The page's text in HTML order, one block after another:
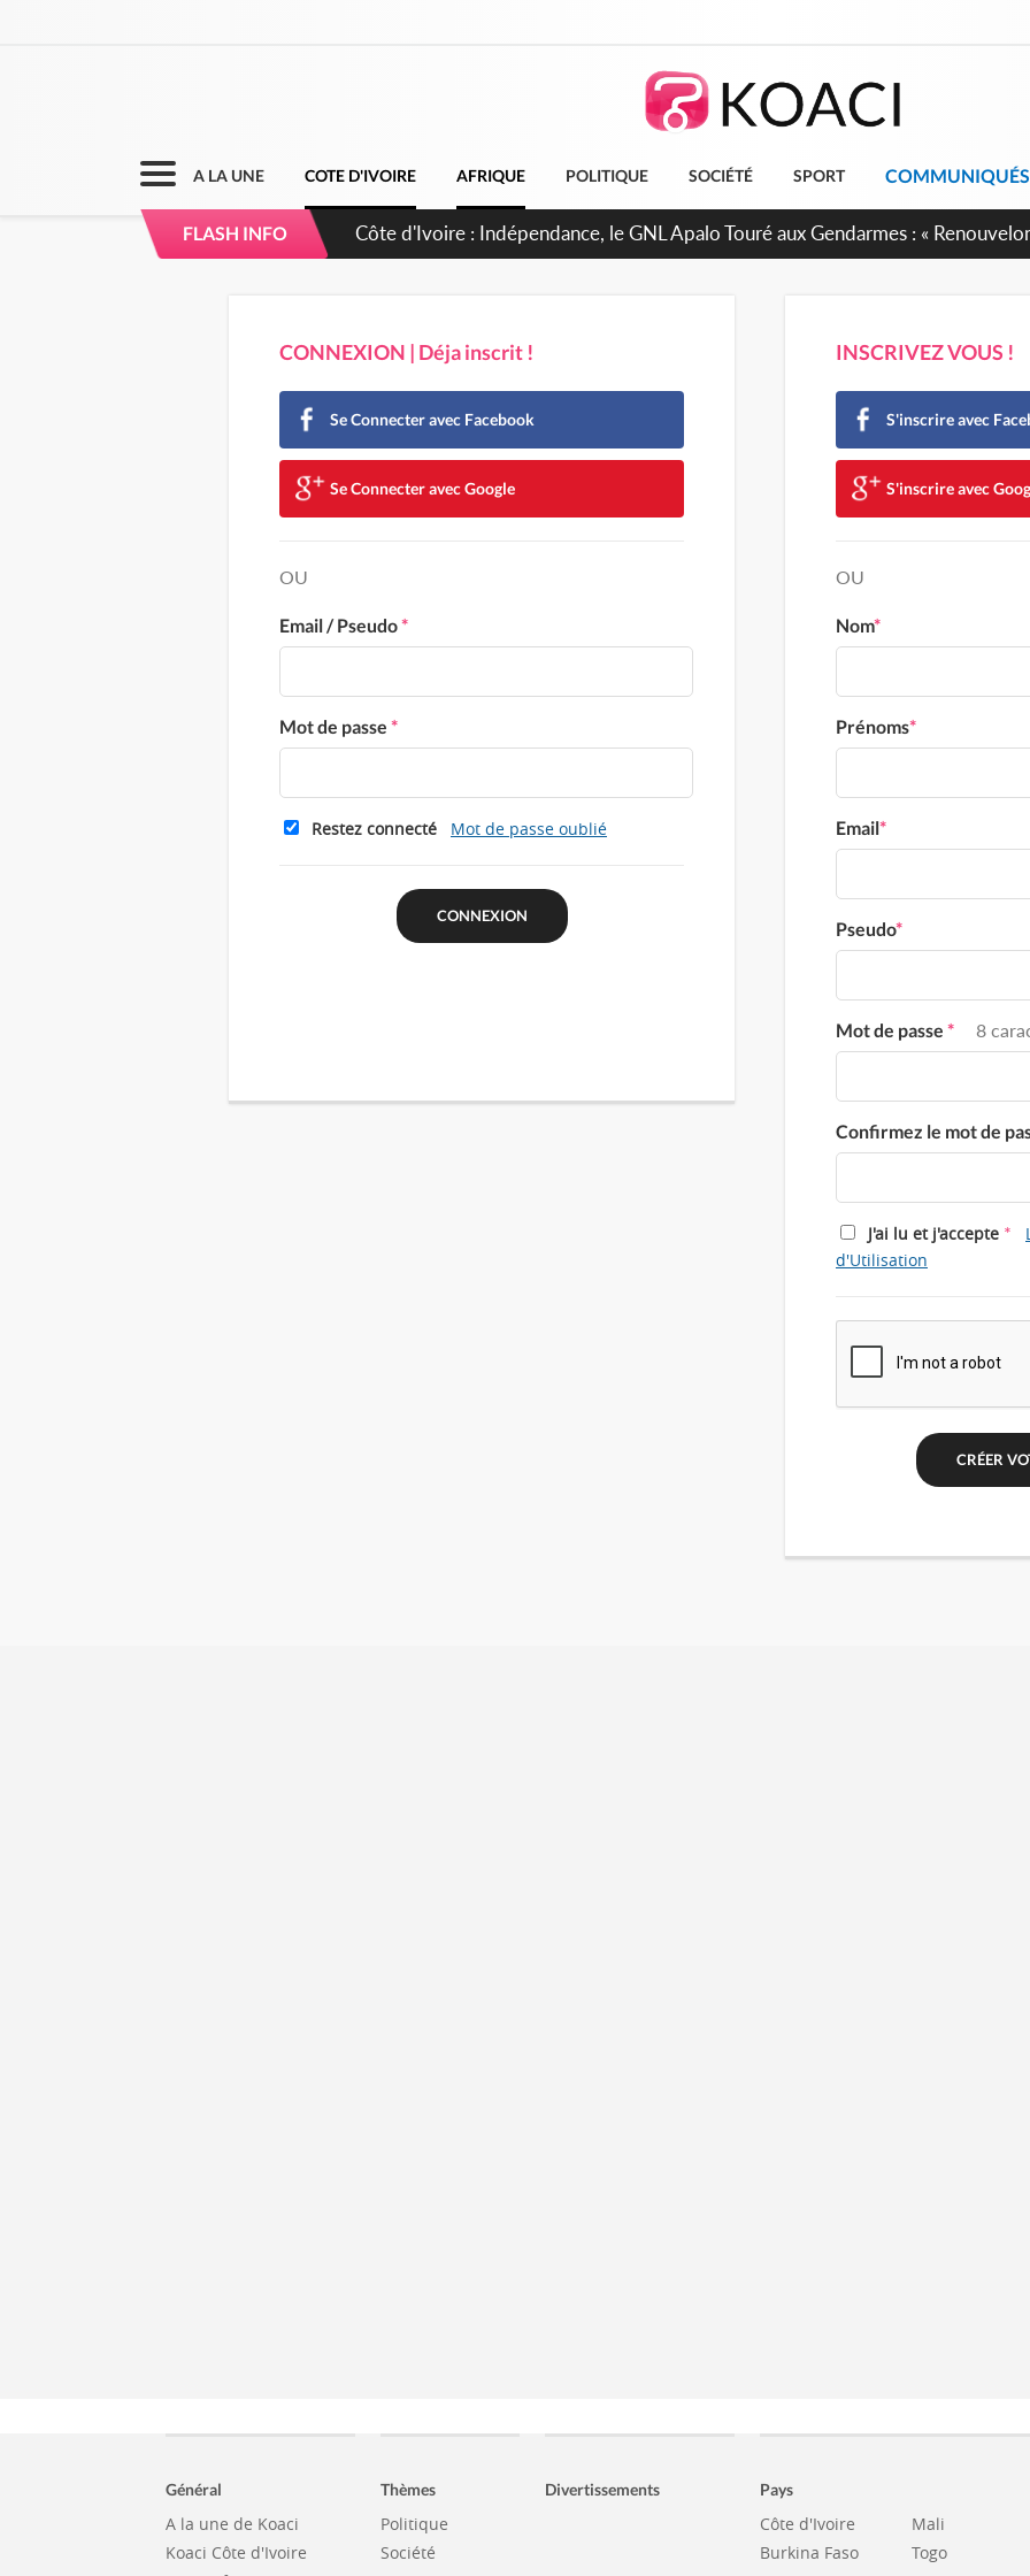
A LA UNE COTE D'IVOIRE AFRIQUE POLITIQUE SOCIÉTÉ SPORT COMMUNIQUÉS
FLASH INFO
Sierra Leone : Un projet de réforme constitutionnelle en gestation, points clés
CONNEXION | Déja inscrit !
Se Connecter avec Facebook
Se Connecter avec Google
OU
Email / Pseudo*
Mot de passe *
Restez connecté Mot de passe oublié
INSCRIVEZ VOUS !
S'inscrire avec
S'inscrire avec
OU
Nom*
Prénoms*
Email*
Pseudo*
Mot de passe * 8
Confirmez le mot de
J'ai lu et j'accepte *
d'Utilisation
Général
A la une de Koaci
Koaci Côte d'Ivoire
Thèmes
Politique
Société
Divertissements Pays
Côte d'Ivoire
Burkina Faso
Mali
Togo